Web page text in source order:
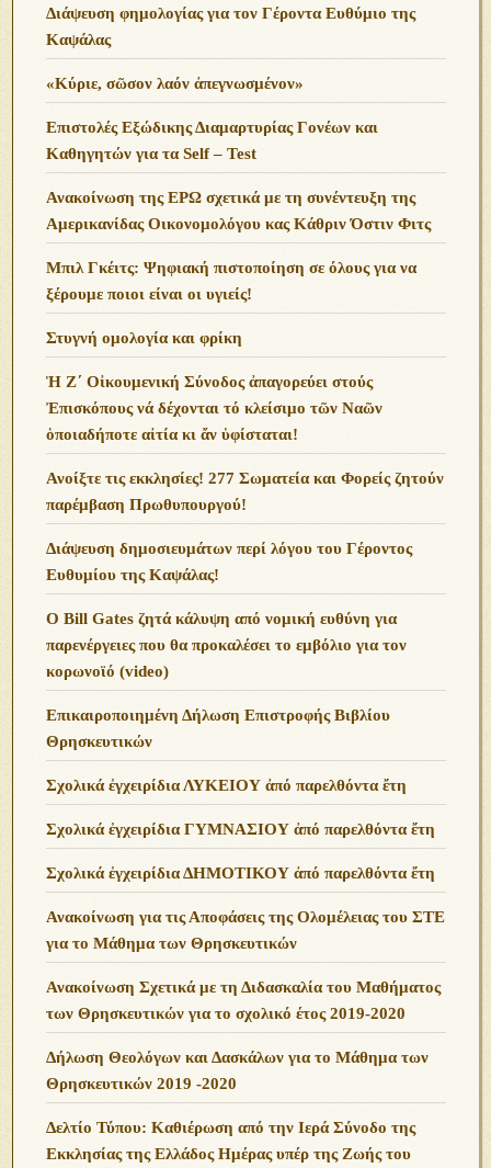
Διάψευση φημολογίας για τον Γέροντα Ευθύμιο της
Καψάλας
«Κύριε, σῶσον λαόν ἀπεγνωσμένον»
Επιστολές Εξώδικης Διαμαρτυρίας Γονέων και
Καθηγητών για τα Self – Test
Ανακοίνωση της ΕΡΩ σχετικά με τη συνέντευξη της
Αμερικανίδας Οικονομολόγου κας Κάθριν Όστιν Φιτς
Μπιλ Γκέιτς: Ψηφιακή πιστοποίηση σε όλους για να
ξέρουμε ποιοι είναι οι υγιείς!
Στυγνή ομολογία και φρίκη
Ἡ Ζ΄ Οἰκουμενική Σύνοδος ἀπαγορεύει στούς
Ἐπισκόπους νά δέχονται τό κλείσιμο τῶν Ναῶν
ὁποιαδήποτε αἰτία κι ἄν ὑφίσταται!
Ανoίξτε τις εκκλησίες! 277 Σωματεία και Φορείς ζητούν
παρέμβαση Πρωθυπουργού!
Διάψευση δημοσιευμάτων περί λόγου του Γέροντος
Ευθυμίου της Καψάλας!
O Bill Gates ζητά κάλυψη από νομική ευθύνη για
παρενέργειες που θα προκαλέσει το εμβόλιο για τον
κορωνοϊό (video)
Επικαιροποιημένη Δήλωση Επιστροφής Βιβλίου
Θρησκευτικών
Σχολικά ἐγχειρίδια ΛΥΚΕΙΟΥ ἀπό παρελθόντα ἔτη
Σχολικά ἐγχειρίδια ΓΥΜΝΑΣΙΟΥ ἀπό παρελθόντα ἔτη
Σχολικά ἐγχειρίδια ΔΗΜΟΤΙΚΟΥ ἀπό παρελθόντα ἔτη
Ανακοίνωση για τις Αποφάσεις της Ολομέλειας του ΣΤΕ
για το Μάθημα των Θρησκευτικών
Ανακοίνωση Σχετικά με τη Διδασκαλία του Μαθήματος
των Θρησκευτικών για το σχολικό έτος 2019-2020
Δήλωση Θεολόγων και Δασκάλων για το Μάθημα των
Θρησκευτικών 2019 -2020
Δελτίο Τύπου: Καθιέρωση από την Ιερά Σύνοδο της
Εκκλησίας της Ελλάδος Ημέρας υπέρ της Ζωής του